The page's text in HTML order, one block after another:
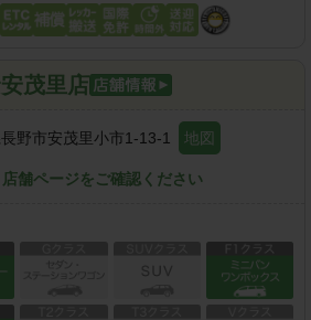
茂里店
野市安茂里小市1-13-1 地図
店舗ページをご確認ください